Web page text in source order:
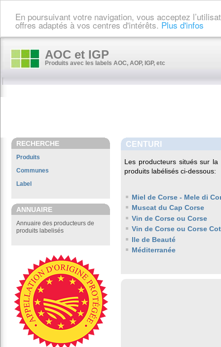
En poursuivant votre navigation, vous acceptez
offres adaptés à vos centres d'intérêts. Plus d'infos
AOC et IGP
Produits avec les labels AOC, AOP, IGP, etc
RECHERCHE
Produits
Communes
Label
ANNUAIRE
Annuaire des producteurs de
produits labelisés
CENTURI
Les producteurs situés sur
produits labélisés ci-dessous:
Miel de Corse - Mele di
Muscat du Cap Corse
Vin de Corse ou Corse
Vin de Corse ou Corse
Ile de Beauté
Méditerranée